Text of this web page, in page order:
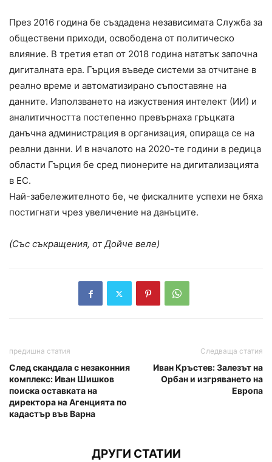
През 2016 година бе създадена независимата Служба за
обществени приходи, освободена от политическо
влияние. В третия етап от 2018 година нататък започна
дигиталната ера. Гърция въведе системи за отчитане в
реално време и автоматизирано съпоставяне на
данните. Използването на изкуствения интелект (ИИ) и
аналитичността постепенно превърнаха гръцката
данъчна администрация в организация, опираща се на
реални данни. И в началото на 2020-те години в редица
области Гърция бе сред пионерите на дигитализацията
в ЕС.
Най-забележителното бе, че фискалните успехи не бяха
постигнати чрез увеличение на данъците.
(Със съкращения, от Дойче веле)
предишна статия
След скандала с незаконния
комплекс: Иван Шишков
поиска оставката на
директора на Агенцията по
кадастър във Варна
Следваща статия
Иван Кръстев: Залезът на
Орбан и изгряването на
Европа
ДРУГИ СТАТИИ